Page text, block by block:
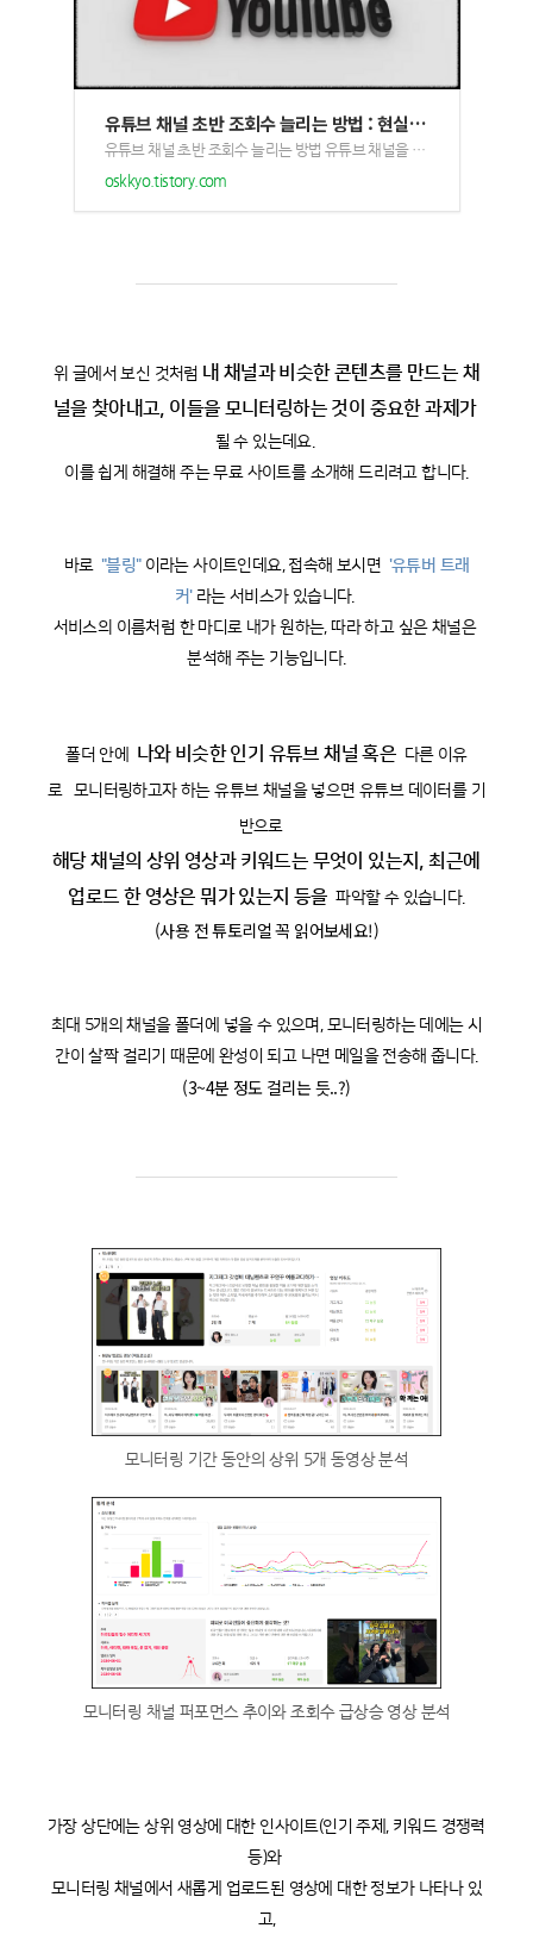
유튜브 채널 초반 조회수 늘리는 방법 : 현실적인 방법
유튜브 채널 초반 조회수 늘리는 방법 유튜브 채널을 만들고 영상을 올려놓으면 들어간 노력에 비해서 조회수가 너무 안 나오는 경우가 일반적입니다. 그러다 보면 유튜브를 그만해야 할까 고민을 많이 하게 됩니다. 영상을 올리면 유튜브가 알아서 여기저기 노출 시켜주고 조회수를 올려 줄거라 생각하고 있지만 그렇지 않습니다. 아무리 잘 만든 영상이라도 채널 초반에는 조회수 10을 넘기기가 너무 어렵습니다. 외모와 콘텐츠, 다른 곳에서는 볼 수 없는 독창성 이 세 가지를 갖춘다면 영상 하나만으로도 10만 구독자를 찍을 수도 있지만 현실적으로 많...
oskkyo.tistory.com
위 글에서 보신 것처럼 내 채널과 비슷한 콘텐츠를 만드는 채
널을 찾아내고, 이들을 모니터링하는 것이 중요한 과제가
될 수 있는데요.
이를 쉽게 해결해 주는 무료 사이트를 소개해 드리려고 합니다.
바로 "블링" 이라는 사이트인데요, 접속해 보시면 '유튜버 트래
커' 라는 서비스가 있습니다.
서비스의 이름처럼 한 마디로 내가 원하는, 따라 하고 싶은 채널은
분석해 주는 기능입니다.
폴더 안에 나와 비슷한 인기 유튜브 채널 혹은 다른 이유
로 모니터링하고자 하는 유튜브 채널을 넣으면 유튜브 데이터를 기
반으로
해당 채널의 상위 영상과 키워드는 무엇이 있는지, 최근에
업로드 한 영상은 뭐가 있는지 등을 파악할 수 있습니다.
(사용 전 튜토리얼 꼭 읽어보세요!)
최대 5개의 채널을 폴더에 넣을 수 있으며, 모니터링하는 데에는 시
간이 살짝 걸리기 때문에 완성이 되고 나면 메일을 전송해 줍니다.
(3~4분 정도 걸리는 듯..?)
모니터링 기간 동안의 상위 5개 동영상 분석
모니터링 채널 퍼포먼스 추이와 조회수 급상승 영상 분석
가장 상단에는 상위 영상에 대한 인사이트(인기 주제, 키워드 경쟁력
등)와
모니터링 채널에서 새롭게 업로드된 영상에 대한 정보가 나타나 있
고,